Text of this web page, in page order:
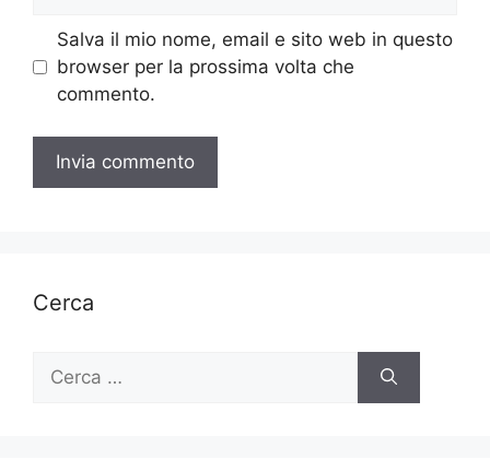
Salva il mio nome, email e sito web in questo
browser per la prossima volta che
commento.
Cerca
per: